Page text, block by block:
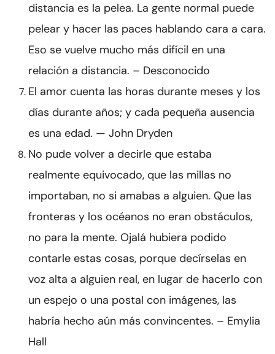
distancia es la pelea. La gente normal puede
pelear y hacer las paces hablando cara a cara.
Eso se vuelve mucho más difícil en una
relación a distancia. – Desconocido
El amor cuenta las horas durante meses y los
días durante años; y cada pequeña ausencia
es una edad. — John Dryden
No pude volver a decirle que estaba
realmente equivocado, que las millas no
importaban, no si amabas a alguien. Que las
fronteras y los océanos no eran obstáculos,
no para la mente. Ojalá hubiera podido
contarle estas cosas, porque decírselas en
voz alta a alguien real, en lugar de hacerlo con
un espejo o una postal con imágenes, las
habría hecho aún más convincentes. – Emylia
Hall